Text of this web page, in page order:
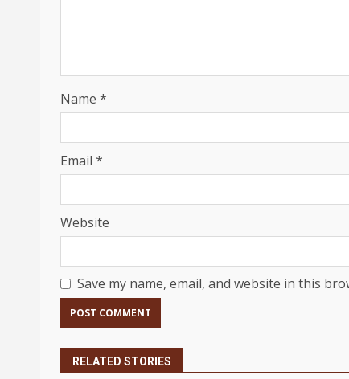
Name *
Email *
Website
Save my name, email, and website in this
RELATED STORIES